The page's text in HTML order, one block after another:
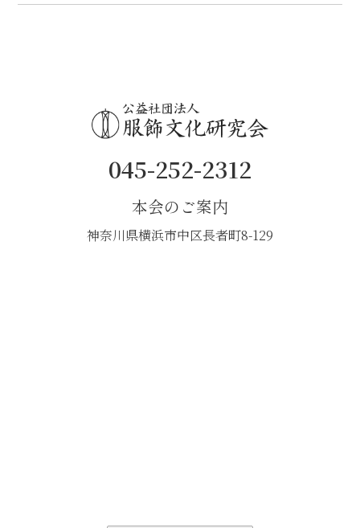
045-252-2312
本会のご案内
神奈川県横浜市中区長者町8-129